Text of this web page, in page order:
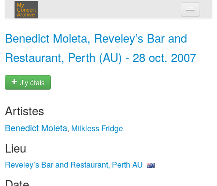
My
Concert
Archive
Benedict Moleta, Reveley’s Bar and
Restaurant, Perth (AU) - 28 oct. 2007
J'y étais
Artistes
Benedict Moleta, Milkless Fridge
Lieu
Reveley’s Bar and Restaurant, Perth AU